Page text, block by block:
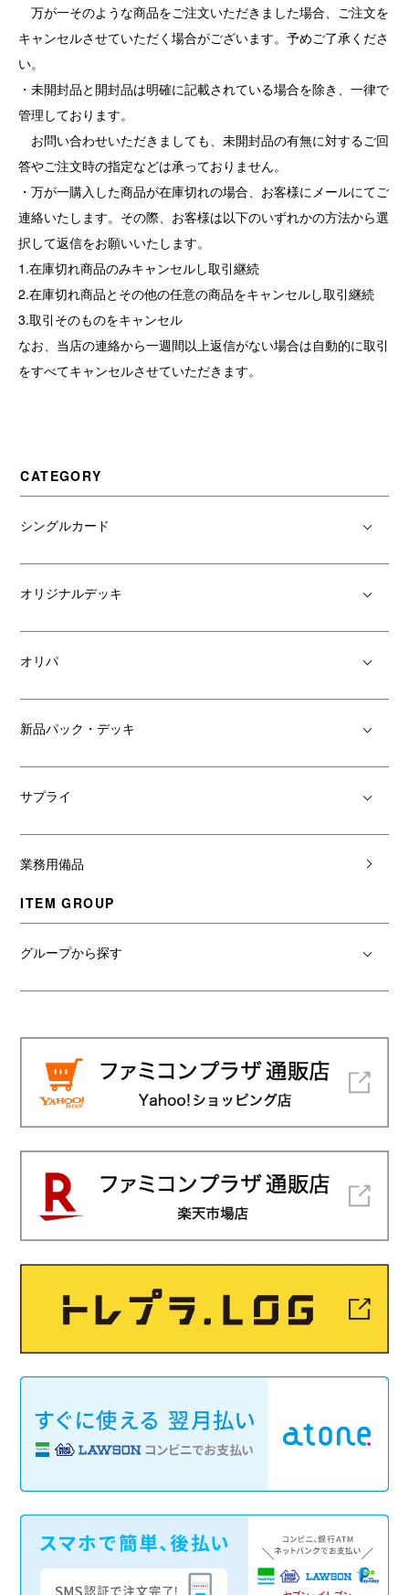
万が一そのような商品をご注文いただきました場合、ご注文を
キャンセルさせていただく場合がございます。予めご了承くださ
い。
・未開封品と開封品は明確に記載されている場合を除き、一律で
管理しております。
お問い合わせいただきましても、未開封品の有無に対するご回
答やご注文時の指定などは承っておりません。
・万が一購入した商品が在庫切れの場合、お客様にメールにてご
連絡いたします。その際、お客様は以下のいずれかの方法から選
択して返信をお願いいたします。
1.在庫切れ商品のみキャンセルし取引継続
2.在庫切れ商品とその他の任意の商品をキャンセルし取引継続
3.取引そのものをキャンセル
なお、当店の連絡から一週間以上返信がない場合は自動的に取引
をすべてキャンセルさせていただきます。
CATEGORY
シングルカード
オリジナルデッキ
オリパ
新品パック・デッキ
サプライ
業務用備品
ITEM GROUP
グループから探す